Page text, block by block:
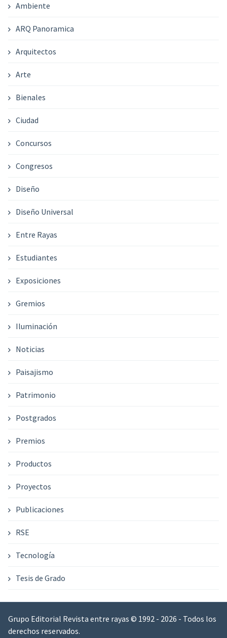
Ambiente
ARQ Panoramica
Arquitectos
Arte
Bienales
Ciudad
Concursos
Congresos
Diseño
Diseño Universal
Entre Rayas
Estudiantes
Exposiciones
Gremios
Iluminación
Noticias
Paisajismo
Patrimonio
Postgrados
Premios
Productos
Proyectos
Publicaciones
RSE
Tecnología
Tesis de Grado
Grupo Editorial Revista entre rayas © 1992 - 2026 - Todos los
derechos reservados.